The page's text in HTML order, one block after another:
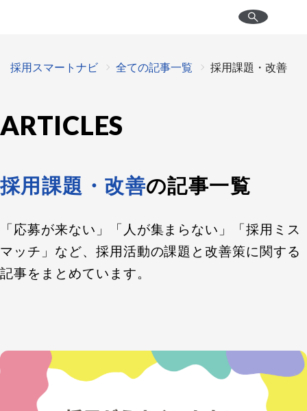
採用スマートナビ 全ての記事一覧 採用課題・改善
ARTICLES
採用課題・改善の記事一覧
「応募が来ない」「人が集まらない」「採用ミス
マッチ」など、採用活動の課題と改善策に関する
記事をまとめています。